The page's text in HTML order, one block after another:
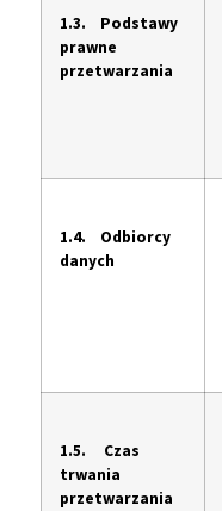
1.3. Podstawy
prawne
przetwarzania
1.4. Odbiorcy
danych
1.5. Czas
trwania
przetwarzania